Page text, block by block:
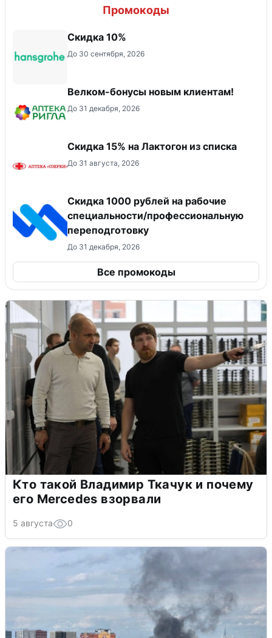
Промокоды
Скидка 10%
До 30 сентября, 2026
Велком-бонусы новым клиентам!
До 31 декабря, 2026
Скидка 15% на Лактогон из списка
До 31 августа, 2026
Скидка 1000 рублей на рабочие
специальности/профессиональную
переподготовку
До 31 декабря, 2026
Все промокоды
Кто такой Владимир Ткачук и почему
его Mercedes взорвали
5 августа 0